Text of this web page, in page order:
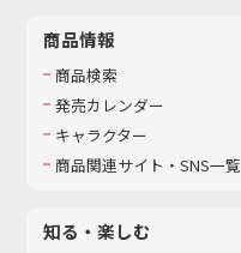
商品情報
商品検索
発売カレンダー
キャラクター
商品関連サイト・SNS一覧
知る・楽しむ